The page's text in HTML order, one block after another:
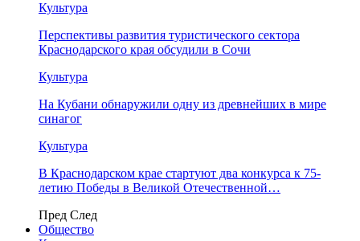
Культура
Перспективы развития туристического сектора
Краснодарского края обсудили в Сочи
Культура
На Кубани обнаружили одну из древнейших в мире
синагог
Культура
В Краснодарском крае стартуют два конкурса к 75-
летию Победы в Великой Отечественной…
Пред След
Общество